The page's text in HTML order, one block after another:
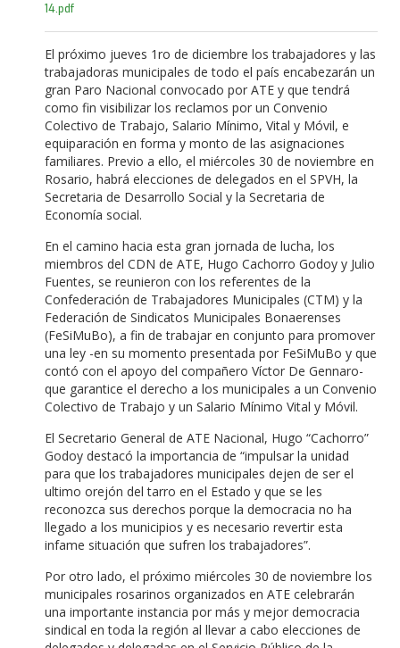
14.pdf
El próximo jueves 1ro de diciembre los trabajadores y las
trabajadoras municipales de todo el país encabezarán un
gran Paro Nacional convocado por ATE y que tendrá
como fin visibilizar los reclamos por un Convenio
Colectivo de Trabajo, Salario Mínimo, Vital y Móvil, e
equiparación en forma y monto de las asignaciones
familiares. Previo a ello, el miércoles 30 de noviembre en
Rosario, habrá elecciones de delegados en el SPVH, la
Secretaria de Desarrollo Social y la Secretaria de
Economía social.
En el camino hacia esta gran jornada de lucha, los
miembros del CDN de ATE, Hugo Cachorro Godoy y Julio
Fuentes, se reunieron con los referentes de la
Confederación de Trabajadores Municipales (CTM) y la
Federación de Sindicatos Municipales Bonaerenses
(FeSiMuBo), a fin de trabajar en conjunto para promover
una ley -en su momento presentada por FeSiMuBo y que
contó con el apoyo del compañero Víctor De Gennaro-
que garantice el derecho a los municipales a un Convenio
Colectivo de Trabajo y un Salario Mínimo Vital y Móvil.
El Secretario General de ATE Nacional, Hugo “Cachorro”
Godoy destacó la importancia de “impulsar la unidad
para que los trabajadores municipales dejen de ser el
ultimo orejón del tarro en el Estado y que se les
reconozca sus derechos porque la democracia no ha
llegado a los municipios y es necesario revertir esta
infame situación que sufren los trabajadores”.
Por otro lado, el próximo miércoles 30 de noviembre los
municipales rosarinos organizados en ATE celebrarán
una importante instancia por más y mejor democracia
sindical en toda la región al llevar a cabo elecciones de